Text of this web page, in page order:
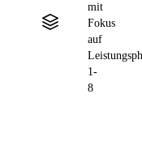
mit
Fokus
auf
1-
8